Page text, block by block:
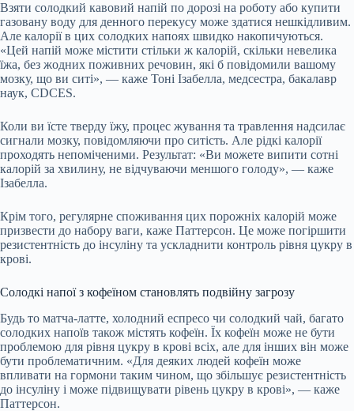
Взяти солодкий кавовий напій по дорозі на роботу або купити
газовану воду для денного перекусу може здатися нешкідливим.
Але калорії в цих солодких напоях швидко накопичуються.
«Цей напій може містити стільки ж калорій, скільки невелика
їжа, без жодних поживних речовин, які б повідомили вашому
мозку, що ви ситі», — каже Тоні Ізабелла, медсестра, бакалавр
наук, CDCES.
Коли ви їсте тверду їжу, процес жування та травлення надсилає
сигнали мозку, повідомляючи про ситість. Але рідкі калорії
проходять непоміченими. Результат: «Ви можете випити сотні
калорій за хвилину, не відчуваючи меншого голоду», — каже
Ізабелла.
Крім того, регулярне споживання цих порожніх калорій може
призвести до набору ваги, каже Паттерсон. Це може погіршити
резистентність до інсуліну та ускладнити контроль рівня цукру в
крові.
Солодкі напої з кофеїном становлять подвійну загрозу
Будь то матча-латте, холодний еспресо чи солодкий чай, багато
солодких напоїв також містять кофеїн. Їх кофеїн може не бути
проблемою для рівня цукру в крові всіх, але для інших він може
бути проблематичним. «Для деяких людей кофеїн може
впливати на гормони таким чином, що збільшує резистентність
до інсуліну і може підвищувати рівень цукру в крові», — каже
Паттерсон.